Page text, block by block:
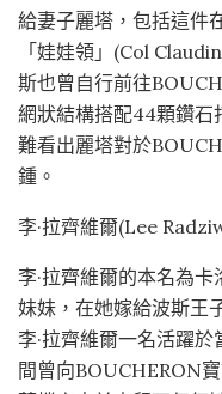
給妻子麗塔，包括這件
「娃娃領」(Col
斯也曾自行前往
網狀結構搭配44顆鑽石
難看出麗塔對於
鍾。
李·拉齊維爾(Lee
李·拉齊維爾的本名為卡
妹妹，在她嫁給波斯王
李·拉齊維爾一名活躍
間曾向BOUCHERON